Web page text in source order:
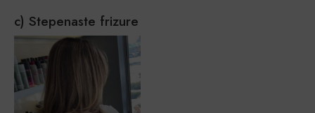
c) Stepenaste frizure